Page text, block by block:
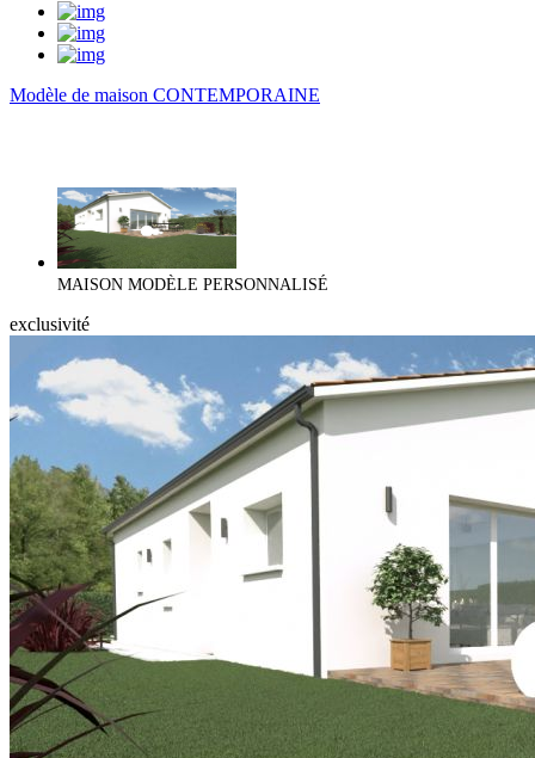
Modèle de maison CONTEMPORAINE
MAISON MODÈLE PERSONNALISÉ
exclusivité